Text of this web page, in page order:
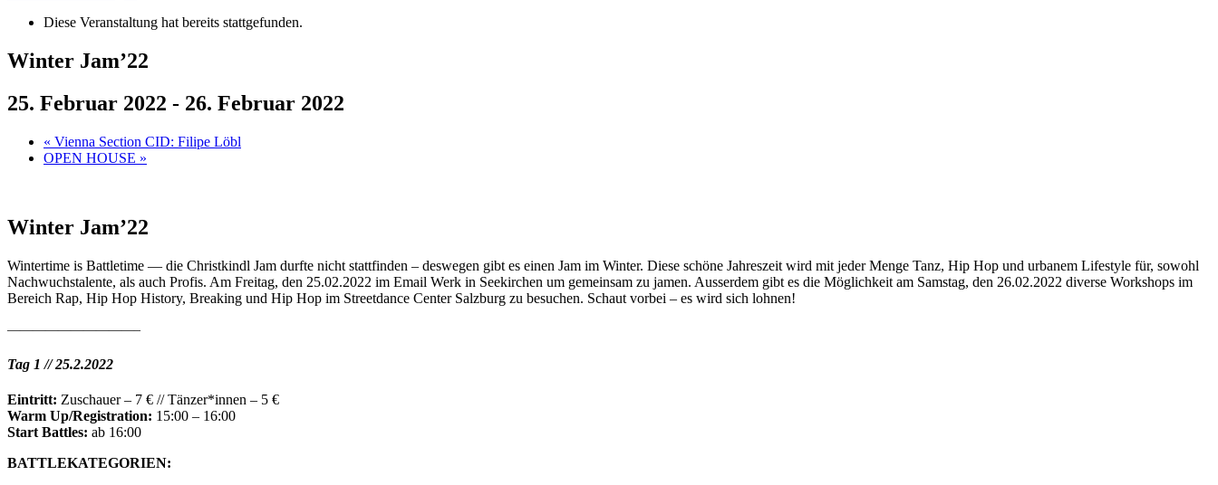
Diese Veranstaltung hat bereits stattgefunden.
Winter Jam’22
25. Februar 2022 - 26. Februar 2022
« Vienna Section CID: Filipe Löbl
OPEN HOUSE »
Winter Jam’22
Wintertime is Battletime — die Christkindl Jam durfte nicht stattfinden – deswegen gibt es einen Jam im Winter. Diese schöne Jahreszeit wird mit jeder Menge Tanz, Hip Hop und urbanem Lifestyle für, sowohl
Nachwuchstalente, als auch Profis. Am Freitag, den 25.02.2022 im Email Werk in Seekirchen um gemeinsam zu jamen. Ausserdem gibt es die Möglichkeit am Samstag, den 26.02.2022 diverse Workshops im
Bereich Rap, Hip Hop History, Breaking und Hip Hop im Streetdance Center Salzburg zu besuchen. Schaut vorbei – es wird sich lohnen!
——————————–
Tag 1 // 25.2.2022
Eintritt: Zuschauer – 7 € // Tänzer*innen – 5 €
Warm Up/Registration: 15:00 – 16:00
Start Battles: ab 16:00
BATTLEKATEGORIEN: